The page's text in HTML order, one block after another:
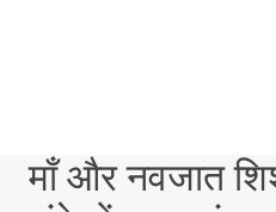
माँ और नवजात